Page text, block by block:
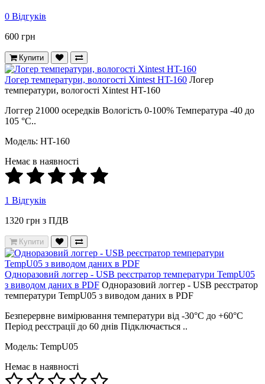
0 Відгуків
600 грн
Купити
Логер температури, вологості Xintest HT-160 Логер
температури, вологості Xintest HT-160
Логгер 21000 осередків Вологість 0-100% Температура -40 до
105 °С..
Модель: HT-160
Немає в наявності
1 Відгуків
1320 грн з ПДВ
Купити
Одноразовий логгер - USB реєстратор температури TempU05
з виводом даних в PDF Одноразовий логгер - USB реєстратор
температури TempU05 з виводом даних в PDF
Безперервне вимірювання температури від -30°С до +60°С
Період реєстрації до 60 днів Підключається ..
Модель: TempU05
Немає в наявності